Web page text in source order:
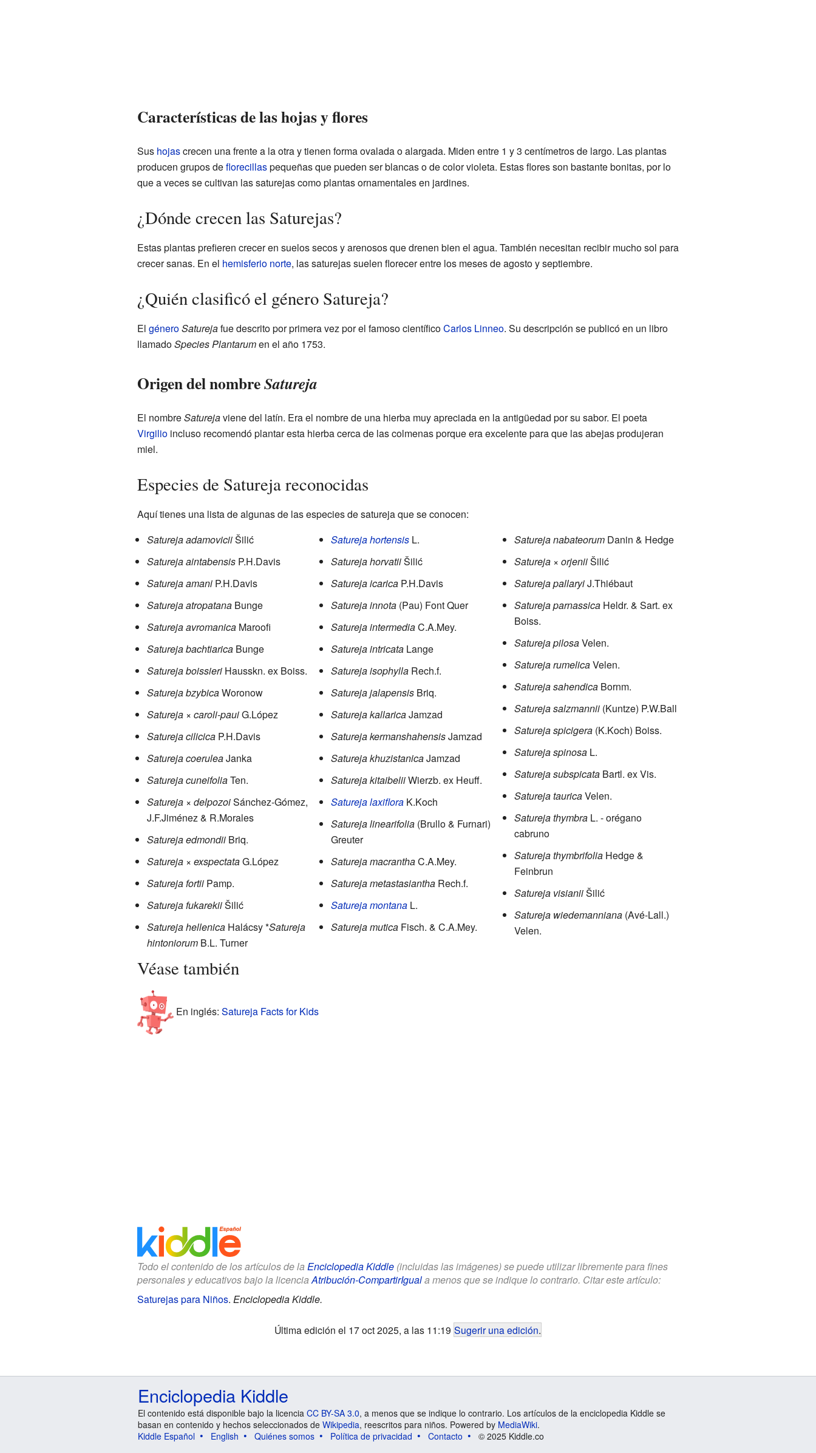
Características de las hojas y flores
Sus hojascrecen una frente a la otra y tienen forma ovalada o alargada. Miden entre 1 y 3 centímetros de largo. Las plantas
producen grupos deflorecillaspequeñas que pueden ser blancas o de color violeta. Estas flores son bastante bonitas, por lo
que a veces se cultivan las saturejas como plantas ornamentales en jardines.
¿Dónde crecen las Saturejas?
Estas plantas prefieren crecer en suelos secos y arenosos que drenen bien el agua. También necesitan recibir mucho sol para
crecer sanas. En el hemisferio norte, las saturejas suelen florecer entre los meses de agosto y septiembre.
¿Quién clasificó el género Satureja?
El géneroSaturejafue descrito por primera vez por el famoso científicoCarlos Linneo. Su descripción se publicó en un libro
llamadoSpecies Plantarumen el año 1753.
Origen del nombreSatureja
El nombreSaturejaviene del latín. Era el nombre de una hierba muy apreciada en la antigüedad por su sabor. El poeta
Virgilioincluso recomendó plantar esta hierba cerca de las colmenas porque era excelente para que las abejas produjeran
miel.
Especies de Satureja reconocidas
Aquí tienes una lista de algunas de las especies de satureja que se conocen:
Satureja adamoviciiŠilić
Satureja aintabensisP.H.Davis
Satureja amaniP.H.Davis
Satureja atropatanaBunge
Satureja avromanicaMaroofi
Satureja bachtiaricaBunge
Satureja boissieriHausskn. ex Boiss.
Satureja bzybicaWoronow
Satureja × caroli-pauiG.López
Satureja cilicicaP.H.Davis
Satureja coeruleaJanka
Satureja cuneifoliaTen.
Satureja × delpozoiSánchez-Gómez,
J.F.Jiménez & R.Morales
Satureja edmondiiBriq.
Satureja × exspectataG.López
Satureja fortiiPamp.
Satureja fukarekiiŠilić
Satureja hellenicaHalácsy *Satureja
hintoniorumB.L. Turner
Satureja hortensisL.
Satureja horvatiiŠilić
Satureja icaricaP.H.Davis
Satureja innota(Pau) Font Quer
Satureja intermediaC.A.Mey.
Satureja intricataLange
Satureja isophyllaRech.f.
Satureja jalapensisBriq.
Satureja kallaricaJamzad
Satureja kermanshahensisJamzad
Satureja khuzistanicaJamzad
Satureja kitaibeliiWierzb. ex Heuff.
Satureja laxifloraK.Koch
Satureja linearifolia(Brullo & Furnari)
Greuter
Satureja macranthaC.A.Mey.
Satureja metastasianthaRech.f.
Satureja montanaL.
Satureja muticaFisch. & C.A.Mey.
Satureja nabateorum Danin & Hedge
Satureja × orjeniiŠilić
Satureja pallaryiJ.Thiébaut
Satureja parnassica Heldr. & Sart. ex
Boiss.
Satureja pilosaVelen.
Satureja rumelicaVelen.
Satureja sahendica Bornm.
Satureja salzmannii (Kuntze) P.W.Ball
Satureja spicigera (K.Koch) Boiss.
Satureja spinosa L.
Satureja subspicata Bartl. ex Vis.
Satureja tauricaVelen.
Satureja thymbra L. - orégano
cabruno
Satureja thymbrifolia Hedge &
Feinbrun
Satureja visianiiŠilić
Satureja wiedemanniana (Avé-Lall.)
Velen.
Véase también
En inglés: Satureja Facts for Kids
Todo el contenido de los artículos de la Enciclopedia Kiddle(incluidas las imágenes) se puede utilizar libremente para fines
personales y educativos bajo la licenciaAtribución-CompartirIguala menos que se indique lo contrario. Citar este artículo:
Saturejas para Niños. Enciclopedia Kiddle.
Última edición el 17 oct 2025, a las 11:19 Sugerir una edición.
Enciclopedia Kiddle
El contenido está disponible bajo la licencia CC BY-SA 3.0, a menos que se indique lo contrario. Los artículos de la enciclopedia Kiddle se
basan en contenido y hechos seleccionados de Wikipedia, reescritos para niños. Powered by MediaWiki.
Kiddle Español
English Quiénes somos Política de privacidad Contacto © 2025 Kiddle.co